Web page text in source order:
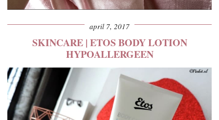
april 7, 2017
SKINCARE | ETOS BODY LOTION
HYPOALLERGEEN